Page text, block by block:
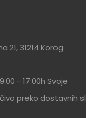
21, 31214 Korog
- 17:00h Svoje
preko dostavnih službi